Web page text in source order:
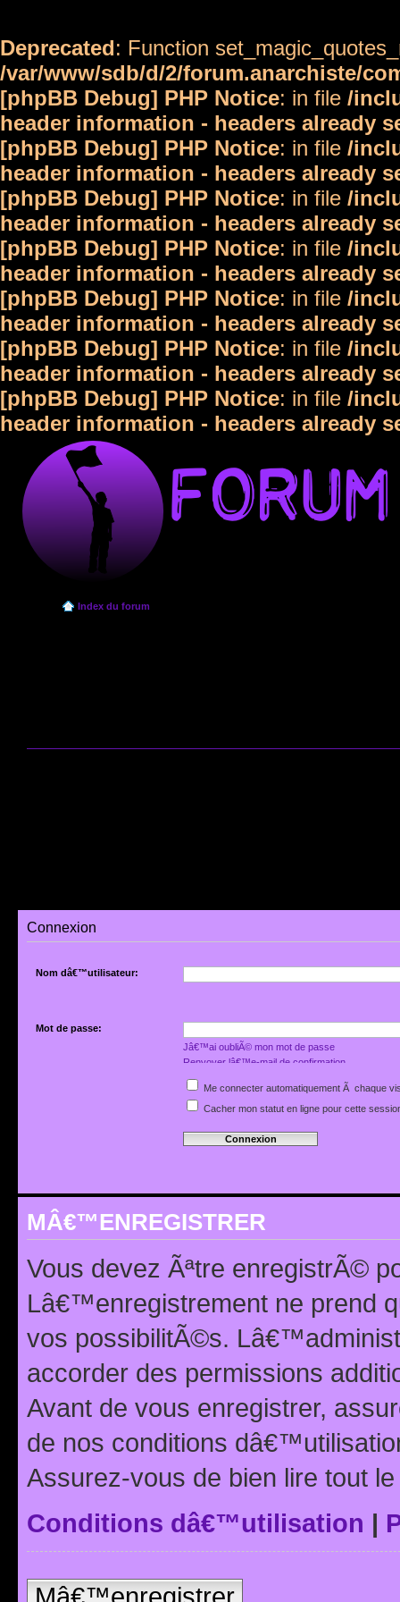
Deprecated: Function
/var/www/sdb/d/2/forum.anarchiste/
[phpBB Debug] PHP Notice: in file /
header information - headers already
[phpBB Debug] PHP Notice: in file /
header information - headers already
[phpBB Debug] PHP Notice: in file /
header information - headers already
[phpBB Debug] PHP Notice: in file /
header information - headers already
[phpBB Debug] PHP Notice: in file /
header information - headers already
[phpBB Debug] PHP Notice: in file /
header information - headers already
[phpBB Debug] PHP Notice: in file /
header information - headers already
Index du forum
Connexion
Nom dâ€™utilisateur:
Mot de passe:
Jâ€™ai oubliÃ© mon mot de passe
Renvoyer lâ€™e-mail de confirmation
Me connecter automatiquement Ã chaque
Cacher mon statut en ligne pour cette
MÂ€™ENREGISTRER
Vous devez Ãªtre enregistrÃ©
Lâ€™enregistrement ne prend
vos possibilitÃ©s.
accorder des permissions
Avant de vous enregistrer,
de nos conditions
Assurez-vous de bien lire tout
Conditions dâ€™utilisation |
Mâ€™enregistrer